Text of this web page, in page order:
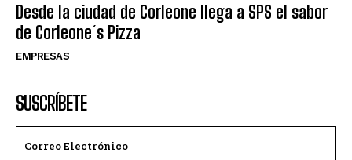
Desde la ciudad de Corleone llega a SPS el sabor
de Corleone´s Pizza
EMPRESAS
SUSCRÍBETE